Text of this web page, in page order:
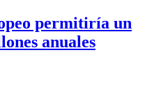
permitiría un
anuales